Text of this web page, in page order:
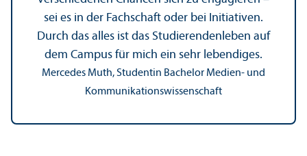
sei es in der Fach­schaft oder bei Initiativen.
Durch das alles ist das Studierenden­leben auf
dem Campus für mich ein sehr lebendiges.
Mercedes Muth, Studentin Bachelor Medien- und
Kommunikations­wissenschaft